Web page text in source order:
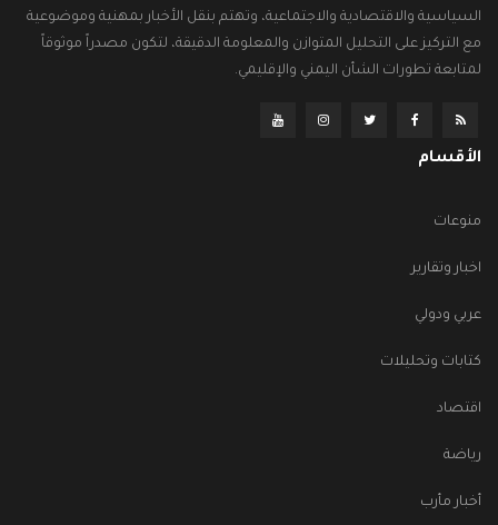
السياسية والاقتصادية والاجتماعية، وتهتم بنقل الأخبار بمهنية وموضوعية
مع التركيز على التحليل المتوازن والمعلومة الدقيقة، لتكون مصدراً موثوقاً
لمتابعة تطورات الشأن اليمني والإقليمي.
الأقسام
منوعات
اخبار وتقارير
عربي ودولي
كتابات وتحليلات
اقتصاد
رياضة
أخبار مأرب